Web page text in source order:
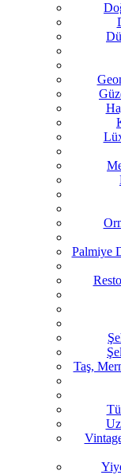
Palmiye
Taş,